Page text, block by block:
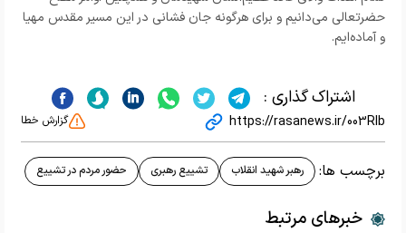
حضرتعالی می‌دانیم و برای هرگونه جان فشانی در این مسیر مقدس مهیا
و آماده‌ایم.
اشتراک گذاری :
https://rasanews.ir/003RIb گزارش خطا
برچسب ها: رهبر شهید انقلاب تشییع رهبری حضور مردم در تشییع
خبرهای مرتبط